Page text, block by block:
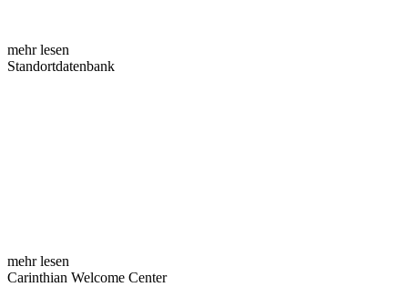
mehr lesen
Standortdatenbank
mehr lesen
Carinthian Welcome Center